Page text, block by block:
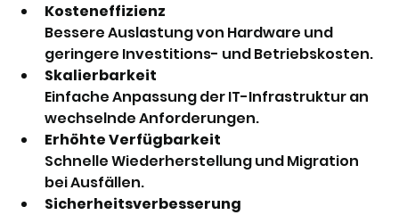
Kosteneffizienz
Bessere Auslastung von Hardware und
geringere Investitions- und Betriebskosten.
Skalierbarkeit
Einfache Anpassung der IT-Infrastruktur an
wechselnde Anforderungen.
Erhöhte Verfügbarkeit
Schnelle Wiederherstellung und Migration
bei Ausfällen.
Sicherheitsverbesserung